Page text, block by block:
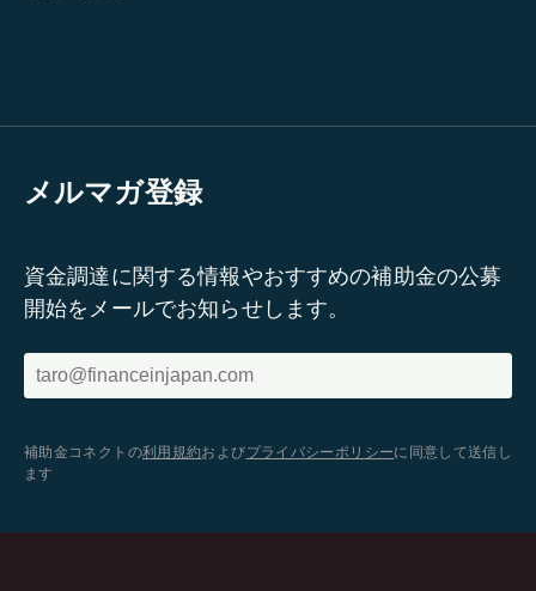
メルマガ登録
資金調達に関する情報やおすすめの補助金の公募
開始をメールでお知らせします。
補助金コネクトの利用規約およびプライバシーポリシーに同意して送信し
ます